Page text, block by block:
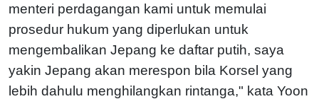
menteri perdagangan kami untuk memulai
prosedur hukum yang diperlukan untuk
mengembalikan Jepang ke daftar putih, saya
yakin Jepang akan merespon bila Korsel yang
lebih dahulu menghilangkan rintanga," kata Yoon